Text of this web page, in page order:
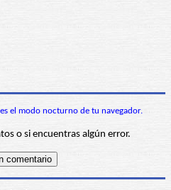
el modo nocturno de tu navegador.
o si encuentras algún error.